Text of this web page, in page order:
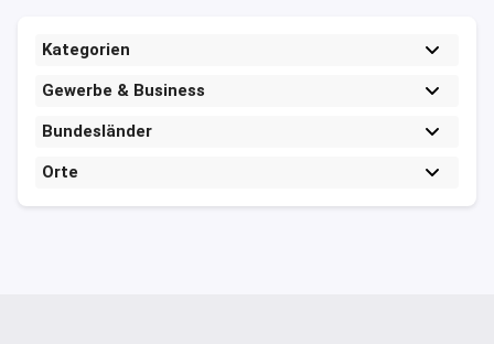
Kategorien
Gewerbe & Business
Bundesländer
Orte